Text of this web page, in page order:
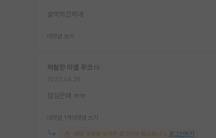
숨막히긴하네
대댓글 쓰기
허탈한 미셸 푸코
점심은왜 ㅠㅠ
대댓글 1개 대댓글 쓰기
해당 댓글을 보려면 로그인이 필요합니다. 로그인하기